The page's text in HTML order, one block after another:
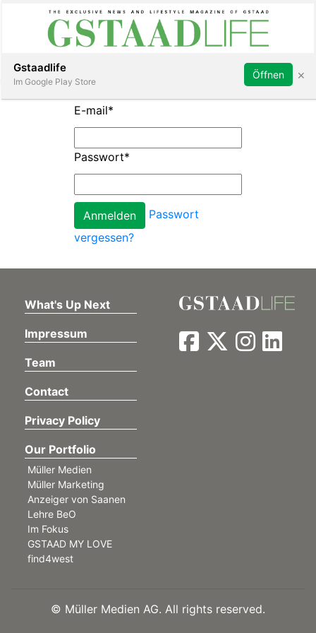
Subscribe Sign in
E-mail*
Passwort*
Passwort
vergessen?
What's Up Next
Impressum
Team
Contact
Privacy Policy
Our Portfolio
Müller Medien
Müller Marketing
Anzeiger von Saanen
Lehre BeO
Im Fokus
GSTAAD MY LOVE
find4west
© Müller Medien AG. All rights reserved.
Gstaadlife
Im Google Play Store
Öffnen ×